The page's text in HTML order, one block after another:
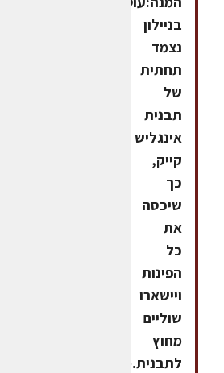
בניילון
נצמד
תחתית
של
תבנית
אינגליש
קייק,
כך
שיכסה
את
כל
הפינות
ויישארו
שוליים
מחוץ
לתבנית.מסדרים